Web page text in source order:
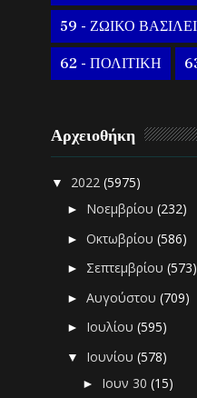
59 - ΖΩΙΚΟ
62 - ΠΟΛΙΤΙΚΗ
Αρχειοθήκη
▼ 2022(5975)
► Νοεμβρίου(232)
►Οκτωβρίου(586)
► Σεπτεμβρίου(573)
►Αυγούστου(709)
► Ιουλίου(595)
▼ Ιουνίου(578)
► Ιουν 30(15)